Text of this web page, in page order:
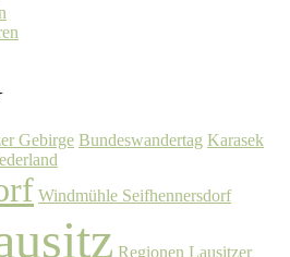
Gebirge Bundeswandertag Karasek
Windmühle Seifhennersdorf
Regionen Lausitzer